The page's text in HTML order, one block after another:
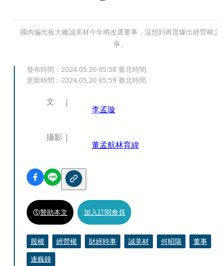
國內偏光板大廠誠美材今年將改選董事，沒想到再度爆出經營權之
爭。
發布時間： 2024.05.20 05:58 臺北時間
更新時間： 2024.05.20 05:59 臺北時間
文
李孟璇
攝影
董孟航林育緯
贊助本文 加入訂閱會員
股權 經營權 財經時事 誠美材 何昭陽
董事
連巍鐘